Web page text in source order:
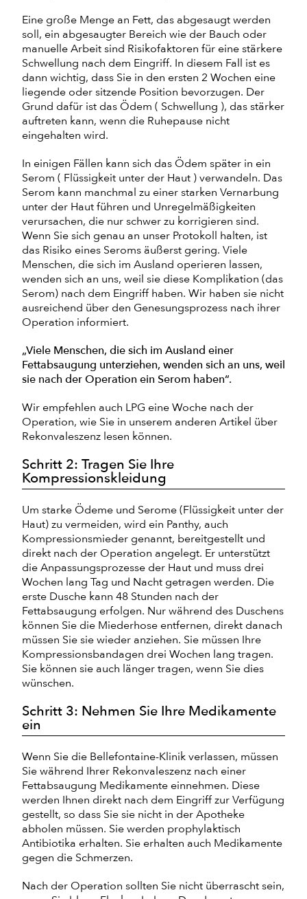
Eine große Menge an Fett, das abgesaugt werden
soll, ein abgesaugter Bereich wie der Bauch oder
manuelle Arbeit sind Risikofaktoren für eine stärkere
Schwellung nach dem Eingriff. In diesem Fall ist es
dann wichtig, dass Sie in den ersten 2 Wochen eine
liegende oder sitzende Position bevorzugen. Der
Grund dafür ist das Ödem ( Schwellung ), das stärker
auftreten kann, wenn die Ruhepause nicht
eingehalten wird.
In einigen Fällen kann sich das Ödem später in ein
Serom ( Flüssigkeit unter der Haut ) verwandeln. Das
Serom kann manchmal zu einer starken Vernarbung
unter der Haut führen und Unregelmäßigkeiten
verursachen, die nur schwer zu korrigieren sind.
Wenn Sie sich genau an unser Protokoll halten, ist
das Risiko eines Seroms äußerst gering. Viele
Menschen, die sich im Ausland operieren lassen,
wenden sich an uns, weil sie diese Komplikation (das
Serom) nach dem Eingriff haben. Wir haben sie nicht
ausreichend über den Genesungsprozess nach ihrer
Operation informiert.
„Viele Menschen, die sich im Ausland einer
Fettabsaugung unterziehen, wenden sich an uns, weil
sie nach der Operation ein Serom haben“.
Wir empfehlen auch LPG eine Woche nach der
Operation, wie Sie in unserem anderen Artikel über
Rekonvaleszenz lesen können.
Schritt 2: Tragen Sie Ihre
Kompressionskleidung
Um starke Ödeme und Serome (Flüssigkeit unter der
Haut) zu vermeiden, wird ein Panthy, auch
Kompressionsmieder genannt, bereitgestellt und
direkt nach der Operation angelegt. Er unterstützt
die Anpassungsprozesse der Haut und muss drei
Wochen lang Tag und Nacht getragen werden. Die
erste Dusche kann 48 Stunden nach der
Fettabsaugung erfolgen. Nur während des Duschens
können Sie die Miederhose entfernen, direkt danach
müssen Sie sie wieder anziehen. Sie müssen Ihre
Kompressionsbandagen drei Wochen lang tragen.
Sie können sie auch länger tragen, wenn Sie dies
wünschen.
Schritt 3: Nehmen Sie Ihre Medikamente
ein
Wenn Sie die Bellefontaine-Klinik verlassen, müssen
Sie während Ihrer Rekonvaleszenz nach einer
Fettabsaugung Medikamente einnehmen. Diese
werden Ihnen direkt nach dem Eingriff zur Verfügung
gestellt, so dass Sie sie nicht in der Apotheke
abholen müssen. Sie werden prophylaktisch
Antibiotika erhalten. Sie erhalten auch Medikamente
gegen die Schmerzen.
Nach der Operation sollten Sie nicht überrascht sein,